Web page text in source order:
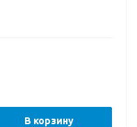
В корзину